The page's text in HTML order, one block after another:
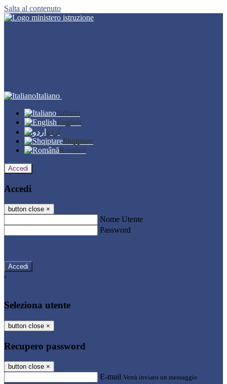
Salta al contenuto
Italiano
Italiano
English
اردو
Shqiptare
Română
Accedi
Accedi
button close ×
Nome Utente
Password
-
Seleziona utente
button close ×
Recupero password
button close ×
E-mail Verrà inviato un messaggio